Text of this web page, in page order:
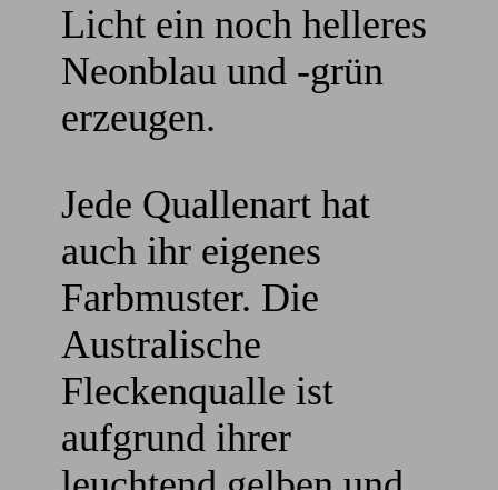
Licht ein noch helleres
Neonblau und -grün
erzeugen.
Jede Quallenart hat
auch ihr eigenes
Farbmuster. Die
Australische
Fleckenqualle ist
aufgrund ihrer